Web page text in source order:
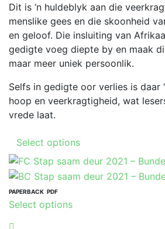
on
the
product
page
Dit is ‘n huldeblyk aan die
menslike gees en die skoonheid
en geloof. Die insluiting van
gedigte voeg diepte by en maak
maar meer uniek persoonlik.
Selfs in gedigte oor verlies is daar
hoop en veerkragtigheid, wat
vrede laat.
Select options
has
multiple
PAPERBACK PDF
Select optionsThis